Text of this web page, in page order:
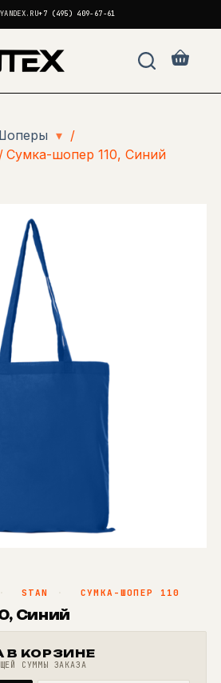
+7 (495) 409-67-61
▾ /
/ Сумка-шопер 110, Синий
· STAN · СУМКА-ШОПЕР 110
Синий
В КОРЗИНЕ
СУММЫ ЗАКАЗА